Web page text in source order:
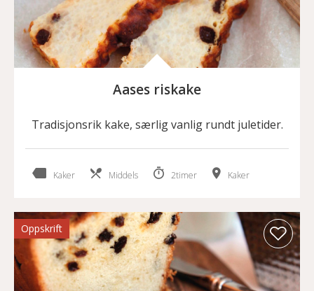
Aases riskake
Tradisjonsrik kake, særlig vanlig rundt juletider.
Kaker Middels 2timer Kaker
Oppskrift